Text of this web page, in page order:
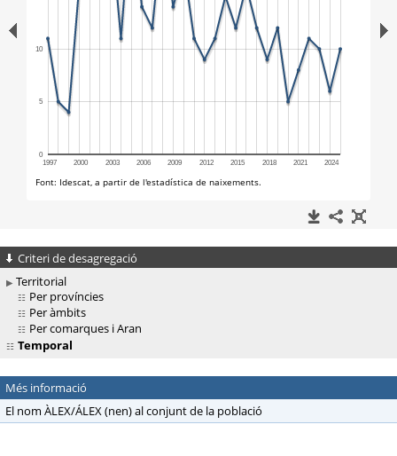
Criteri de desagregació
Territorial
Per províncies
Per àmbits
Per comarques i Aran
Temporal
Més informació
El nom ÀLEX/ÁLEX (nen) al conjunt de la població